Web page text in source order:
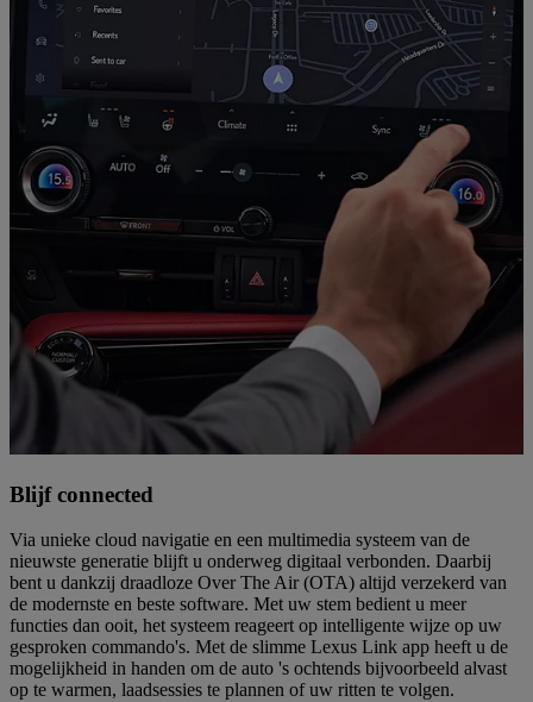
Blijf connected
Via unieke cloud navigatie en een multimedia systeem van de
nieuwste generatie blijft u onderweg digitaal verbonden. Daarbij
bent u dankzij draadloze Over The Air (OTA) altijd verzekerd van
de modernste en beste software. Met uw stem bedient u meer
functies dan ooit, het systeem reageert op intelligente wijze op uw
gesproken commando's. Met de slimme Lexus Link app heeft u de
mogelijkheid in handen om de auto 's ochtends bijvoorbeeld alvast
op te warmen, laadsessies te plannen of uw ritten te volgen.